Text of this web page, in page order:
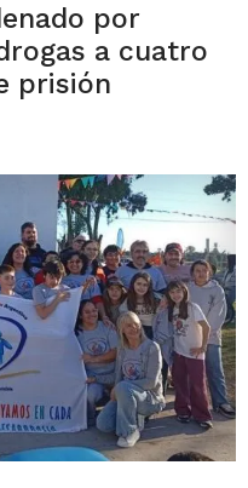
por
a cuatro
prisión